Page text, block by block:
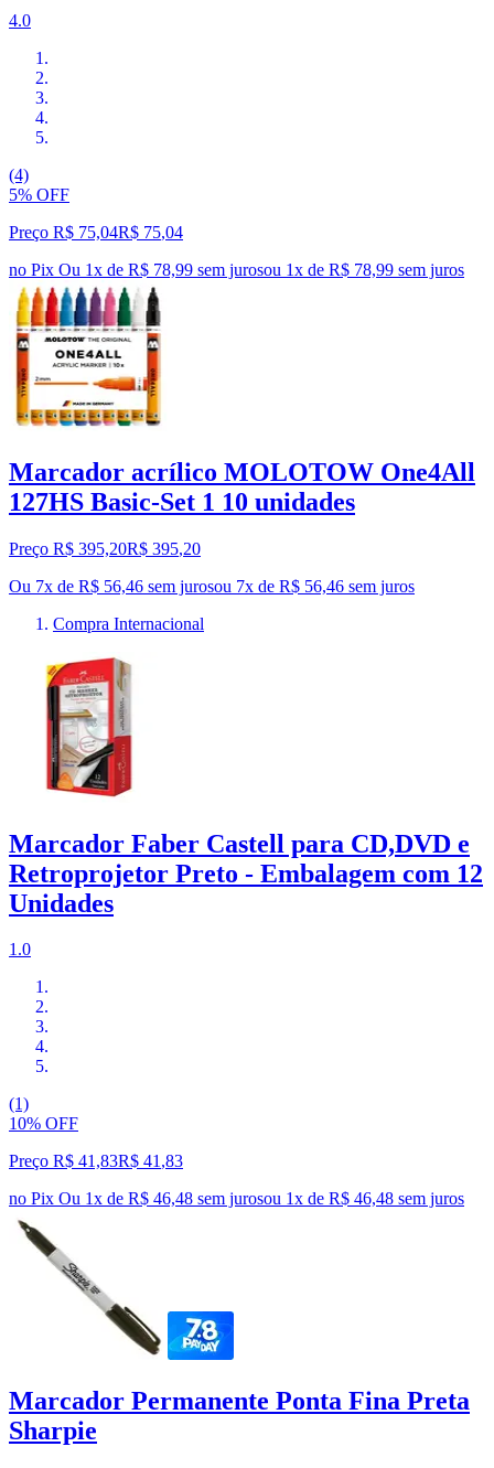
4.0
(4)
5% OFF
Preço R$ 75,04R$ 75,04
no Pix Ou 1x de R$ 78,99 sem jurosou 1x de R$ 78,99 sem juros
Marcador acrílico MOLOTOW One4All
127HS Basic-Set 1 10 unidades
Preço R$ 395,20R$ 395,20
Ou 7x de R$ 56,46 sem jurosou 7x de R$ 56,46 sem juros
Compra Internacional
Marcador Faber Castell para CD,DVD e
Retroprojetor Preto - Embalagem com 12
Unidades
1.0
(1)
10% OFF
Preço R$ 41,83R$ 41,83
no Pix Ou 1x de R$ 46,48 sem jurosou 1x de R$ 46,48 sem juros
Marcador Permanente Ponta Fina Preta
Sharpie